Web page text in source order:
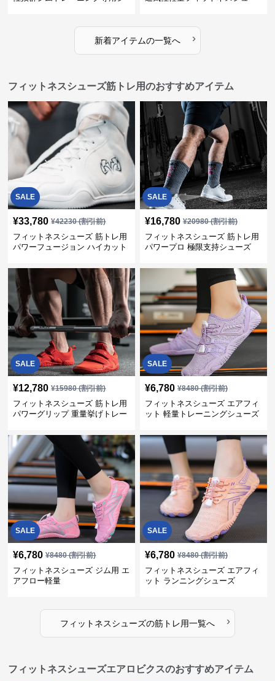
新着アイテムの一覧へ ›
フィットネスシューズ筋トレ用のおすすめアイテム
SALE
¥33,780 ¥42230(割引前)
フィットネスシューズ 筋トレ用
パワーフュージョン ハイカット
SALE
¥16,780 ¥20980(割引前)
フィットネスシューズ 筋トレ用
パワープロ 極限支持シューズ
SALE
¥12,780 ¥15980(割引前)
フィットネスシューズ 筋トレ用
パワーグリップ 重量挙げトレー
SALE
¥6,780 ¥8480(割引前)
フィットネスシューズ エアフィ
ット 軽量トレーニングシューズ
SALE
¥6,780 ¥8480(割引前)
フィットネスシューズ ジム用 エ
アフロー軽量
SALE
¥6,780 ¥8480(割引前)
フィットネスシューズ エアフィ
ット ランニングシューズ
フィットネスシューズの筋トレ用一覧へ ›
フィットネスシューズエアロビクスのおすすめアイテム